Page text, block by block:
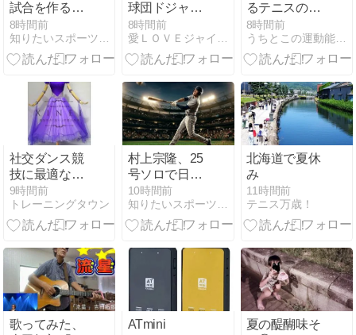
試合を作る
も、ドジャー
ス7連敗！8月
未だ勝利なし
8時間前
球団ドジャー
ス、7連敗
www
8時間前
るテニスの鉄
則（痛みから
学べること、
体との向き合
8時間前
うちとこの運動能力開発ブログ（ジュニアテニス&少年野球編）
社交ダンス競
技に最適なオ
ーダーメード
ドレス
9時間前
トレーニングタウン
村上宗隆、25
号ソロで日本
人メジャー1
年目最多本塁
打記録を更
本との争いも
10時間前
知りたいスポーツNEWS
北海道で夏休
み
11時間前
テニス万歳！
歌ってみた、
ATmini
夏の醍醐味そ